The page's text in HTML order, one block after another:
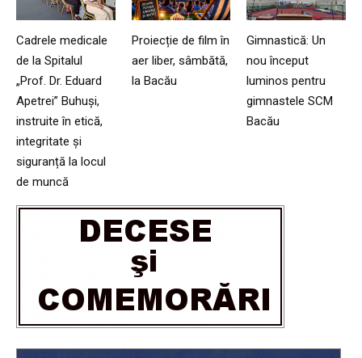
Cadrele medicale
de la Spitalul
„Prof. Dr. Eduard
Apetrei” Buhuși,
instruite în etică,
integritate și
siguranță la locul
de muncă
Proiecție de film în
aer liber, sâmbătă,
la Bacău
Gimnastică: Un
nou început
luminos pentru
gimnastele SCM
Bacău